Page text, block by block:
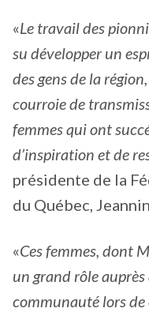
«Le travail des
su développer un
des gens de la
courroie de
femmes qui ont
d’inspiration et de
présidente de la
du Québec,
«Ces femmes, dont
un grand rôle
communauté lors